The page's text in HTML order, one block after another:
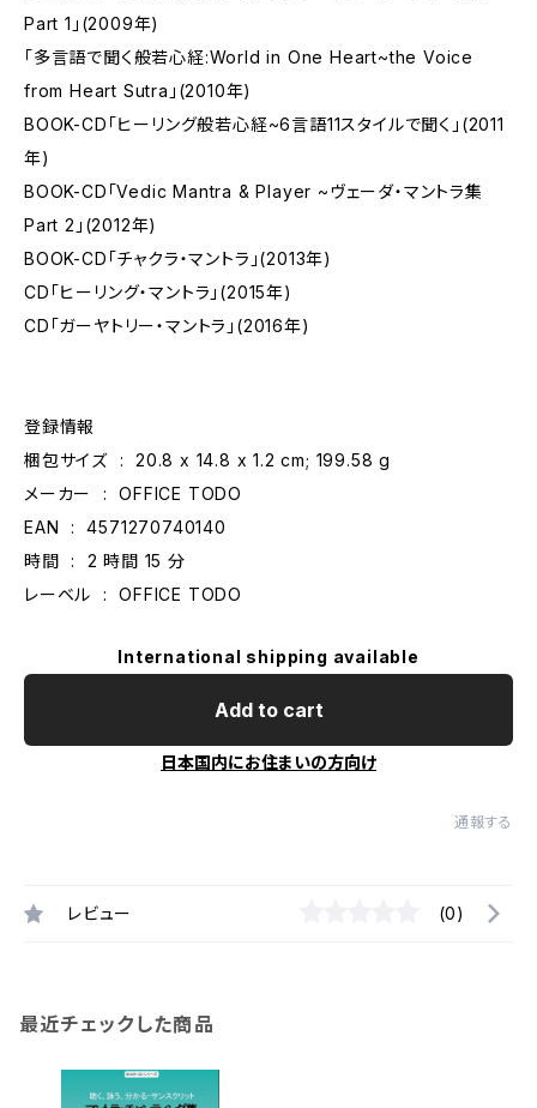
Part 1」(2009年)
「多言語で聞く般若心経:World in One Heart~the Voice
from Heart Sutra」(2010年)
BOOK-CD「ヒーリング般若心経~6言語11スタイルで聞く」(2011
年)
BOOK-CD「Vedic Mantra & Player ~ヴェーダ・マントラ集
Part 2」(2012年)
BOOK-CD「チャクラ・マントラ」(2013年)
CD「ヒーリング・マントラ」(2015年)
CD「ガーヤトリー・マントラ」(2016年)
登録情報
梱包サイズ ‏ : ‎ 20.8 x 14.8 x 1.2 cm; 199.58 g
メーカー ‏ : ‎ OFFICE TODO
EAN ‏ : ‎ 4571270740140
時間 ‏ : ‎ 2 時間 15 分
レーベル ‏ : ‎ OFFICE TODO
International shipping available
Add to cart
日本国内にお住まいの方向け
通報する
レビュー (0)
最近チェックした商品